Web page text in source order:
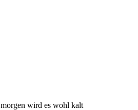
morgen wird es wohl kalt